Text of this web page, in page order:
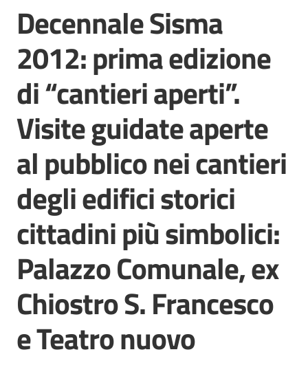
Novità
Menu selezionato
Servizi
Vivere
Mirandola
PNRR
C
e
a
s
L
a
a
Salta al contenuto
Decennale Sisma
2012: prima edizione
di “cantieri aperti”.
Visite guidate aperte
al pubblico nei cantieri
degli edifici storici
cittadini più simbolici:
Palazzo Comunale, ex
Chiostro S. Francesco
e Teatro nuovo